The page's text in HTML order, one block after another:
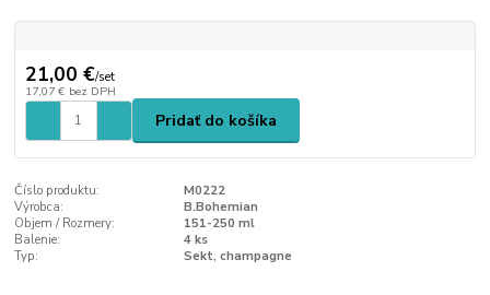
21,00 €/set
17,07 € bez DPH
Pridať do košíka
Číslo produktu:
M0222
Výrobca:
B.Bohemian
Objem / Rozmery:
151-250 ml
Balenie:
4 ks
Typ:
Sekt, champagne